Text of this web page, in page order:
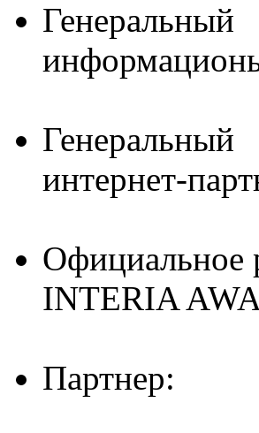
Генеральный
Генеральный
интернет-
Официальное
INTERIA
Партнер: